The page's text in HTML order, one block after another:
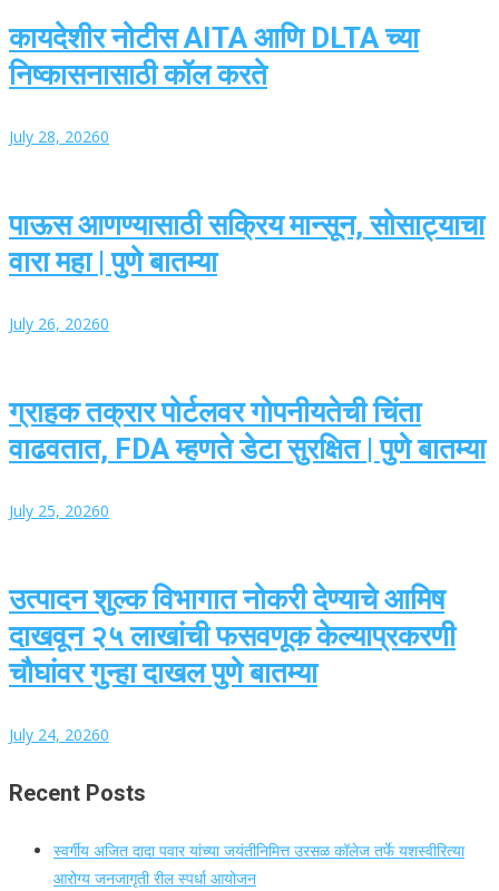
कायदेशीर नोटीस AITA आणि DLTA च्या
निष्कासनासाठी कॉल करते
July 28, 20260
पाऊस आणण्यासाठी सक्रिय मान्सून, सोसाट्याचा
वारा महा | पुणे बातम्या
July 26, 20260
ग्राहक तक्रार पोर्टलवर गोपनीयतेची चिंता
वाढवतात, FDA म्हणते डेटा सुरक्षित | पुणे बातम्या
July 25, 20260
उत्पादन शुल्क विभागात नोकरी देण्याचे आमिष
दाखवून २५ लाखांची फसवणूक केल्याप्रकरणी
चौघांवर गुन्हा दाखल पुणे बातम्या
July 24, 20260
Recent Posts
स्वर्गीय अजित दादा पवार यांच्या जयंतीनिमित्त उरसळ कॉलेज तर्फे यशस्वीरित्या
आरोग्य जनजागृती रील स्पर्धा आयोजन